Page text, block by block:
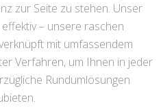
zur Seite zu stehen. Unser
– unsere raschen
mit umfassendem
Verfahren, um Ihnen in jeder
Rundumlösungen